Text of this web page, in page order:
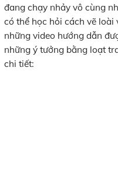
đang chạy nhảy vô cùng
có thể học hỏi cách vẽ
những video hướng dẫn
những ý tưởng bằng loạt
chi tiết: